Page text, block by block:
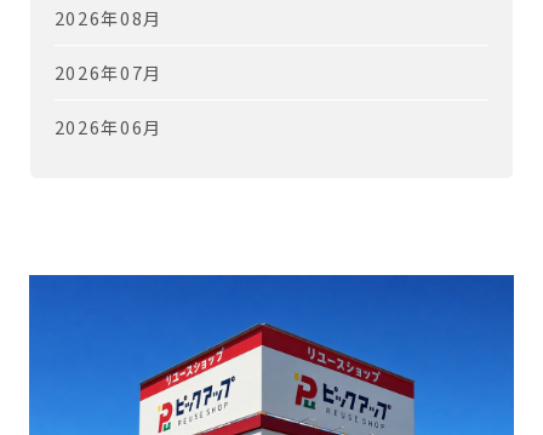
2026年08月
2026年07月
2026年06月